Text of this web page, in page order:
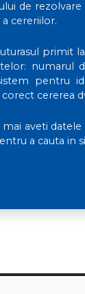
de
cereriilor.
primit
numarul
pentru
cererea
aveti
a cauta in